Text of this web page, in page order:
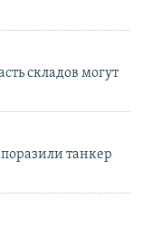
складов могут
танкер